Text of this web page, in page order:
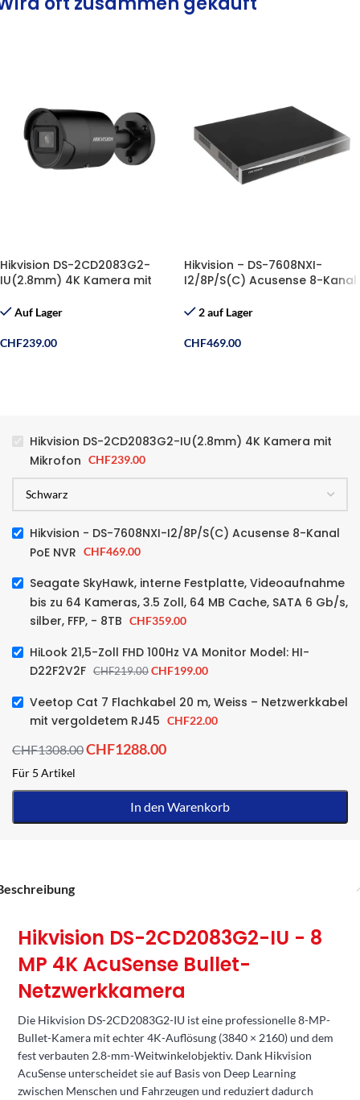
Hikvision DS-2CD2083G2-
IU(2.8mm) 4K Kamera mit
Auf Lager
CHF239.00
Hikvision – DS-7608NXI-
I2/8P/S(C) Acusense 8-Kanal
2 auf Lager
CHF469.00
Hikvision DS-2CD2083G2-IU(2.8mm) 4K Kamera mit
Mikrofon CHF239.00
Hikvision - DS-7608NXI-I2/8P/S(C) Acusense 8-Kanal
PoE NVR CHF469.00
Seagate SkyHawk, interne Festplatte, Videoaufnahme
bis zu 64 Kameras, 3.5 Zoll, 64 MB Cache, SATA 6 Gb/s,
silber, FFP, - 8TB CHF359.00
HiLook 21,5-Zoll FHD 100Hz VA Monitor Model: HI-
D22F2V2F CHF219.00 CHF199.00
Veetop Cat 7 Flachkabel 20 m, Weiss – Netzwerkkabel
mit vergoldetem RJ45 CHF22.00
CHF1308.00CHF1288.00
Für 5 Artikel
In den Warenkorb
Hikvision DS-2CD2083G2-IU - 8
MP 4K AcuSense Bullet-
Netzwerkkamera
Die Hikvision DS-2CD2083G2-IU ist eine professionelle 8-MP-
Bullet-Kamera mit echter 4K-Auflösung (3840 × 2160) und dem
fest verbauten 2.8-mm-Weitwinkelobjektiv. Dank Hikvision
AcuSense unterscheidet sie auf Basis von Deep Learning
zwischen Menschen und Fahrzeugen und reduziert dadurch